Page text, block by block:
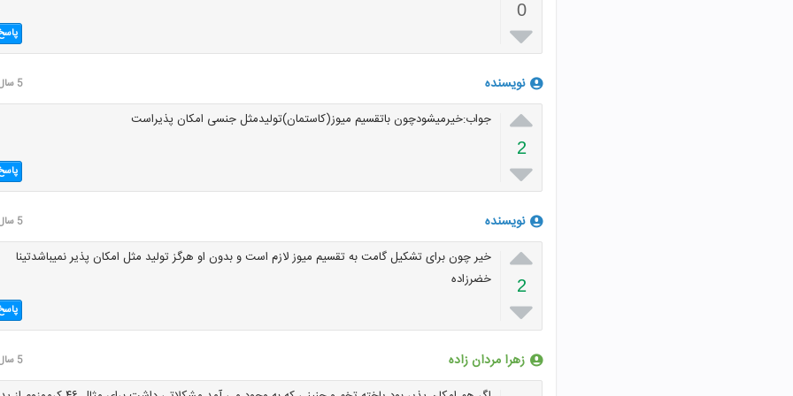
0

نویسنده 5 سال قبل

2

جواب:خیرمیشودچون باتقسیم میوز(کاستمان)تولیدمثل جنسی امکان پذیراست
نویسنده 5 سال قبل

2

خیر چون برای تشکیل گامت به تقسیم میوز لازم است و بدون او هرگز تولید مثل امکان پذیر نمیباشدتینا
خضرزاده
زهرا مردان زاده 5 سال قبل